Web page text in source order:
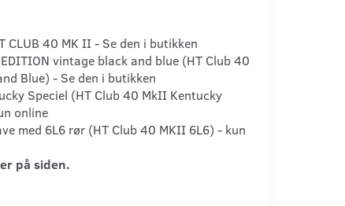
CLUB 40 MK II - Se den i butikken
vintage black and blue (HT Club 40
Blue) - Se den i butikken
Speciel (HT Club 40 MkII Kentucky
online
med 6L6 rør (HT Club 40 MKII 6L6) - kun
på siden.